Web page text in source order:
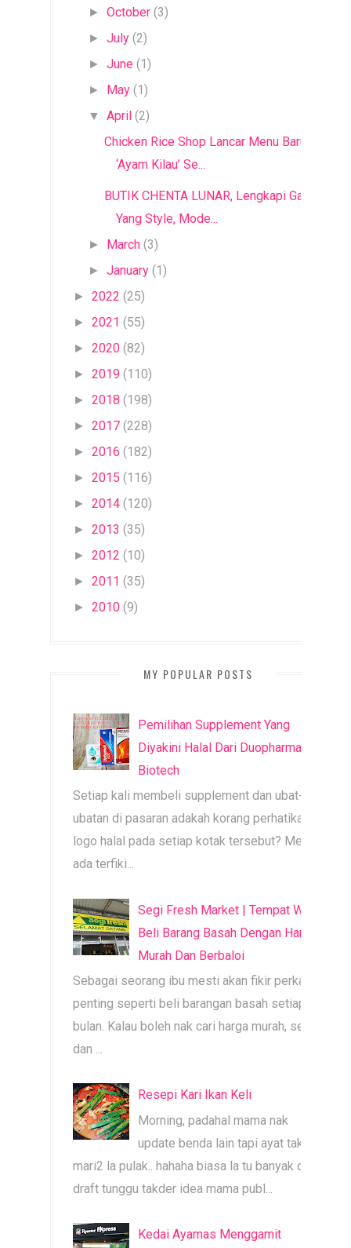
►October (3)
►July (2)
►June (1)
► May (1)
▼ April (2)
Chicken Rice Shop Lancar Menu Baru
‘Ayam Kilau’ Se...
BUTIK CHENTA LUNAR, Lengkapi Gaya
Yang Style, Mode...
► March (3)
►January (1)
► 2022 (25)
► 2021 (55)
► 2020 (82)
► 2019 (110)
► 2018 (198)
► 2017 (228)
► 2016 (182)
► 2015 (116)
► 2014 (120)
► 2013 (35)
► 2012 (10)
► 2011 (35)
► 2010 (9)
MY POPULAR POSTS
Pemilihan Supplement Yang
Diyakini Halal Dari Duopharma
Biotech
Setiap kali membeli supplement dan ubat-
ubatan di pasaran adakah korang perhatikan
logo halal pada setiap kotak tersebut? Mesti
ada terfiki...
Segi Fresh Market | Tempat Wajib
Beli Barang Basah Dengan Harga
Murah Dan Berbaloi
Sebagai seorang ibu mesti akan fikir perkara
penting seperti beli barangan basah setiap
bulan. Kalau boleh nak cari harga murah, segar
dan ...
Resepi Kari Ikan Keli
Morning, padahal mama nak
update benda lain tapi ayat tak
mari2 la pulak.. hahaha biasa la tu banyak dah
draft tunggu takder idea mama publ...
Kedai Ayamas Menggamit